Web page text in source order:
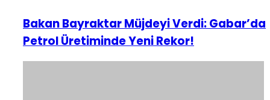
Bakan Bayraktar Müjdeyi Verdi: Gabar’da
Petrol Üretiminde Yeni Rekor!